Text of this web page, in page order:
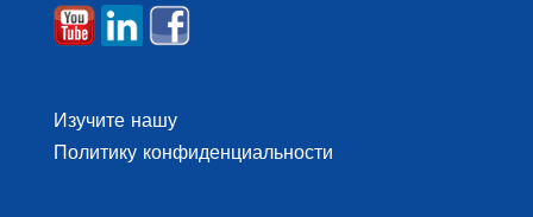
Изучите нашу
Политику конфиденциальности